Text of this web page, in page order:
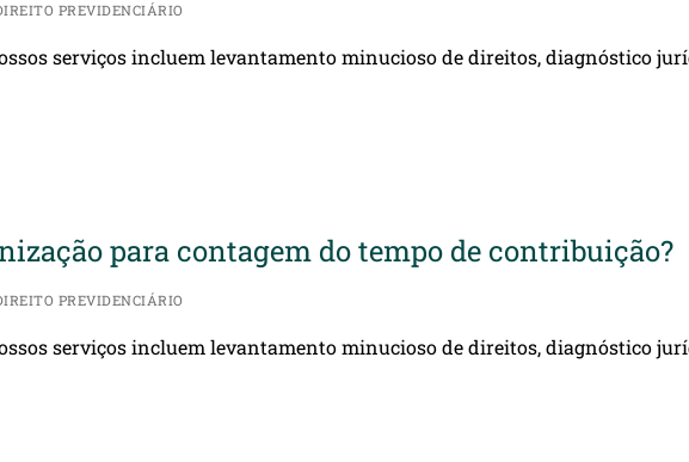
PREVIDENCIÁRIO
serviços incluem levantamento minucioso de direitos, diagnóstico
para contagem do tempo de contribuição?
PREVIDENCIÁRIO
serviços incluem levantamento minucioso de direitos, diagnóstico